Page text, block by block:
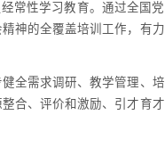
常性学习教育。通过全国
神的全覆盖培训工作，有
全需求调研、教学管理、
合、评价和激励、引才育才